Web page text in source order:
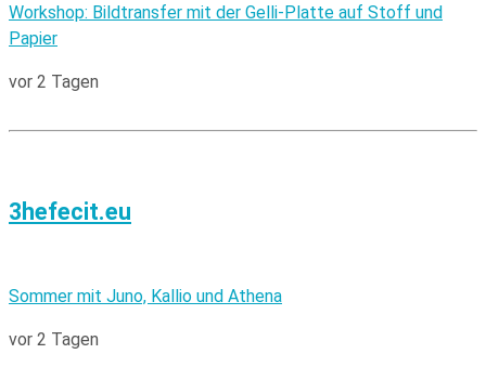
Workshop: Bildtransfer mit der Gelli-Platte auf Stoff und
Papier
vor 2 Tagen
3hefecit.eu
Sommer mit Juno, Kallio und Athena
vor 2 Tagen